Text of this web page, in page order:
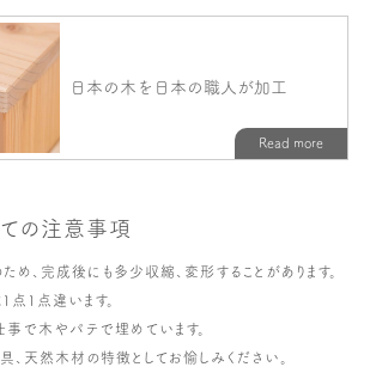
の注意事項
、完成後にも多少収縮、変形することがあります。
1点違います。
事で木やパテで埋めています。
、天然木材の特徴としてお愉しみください。